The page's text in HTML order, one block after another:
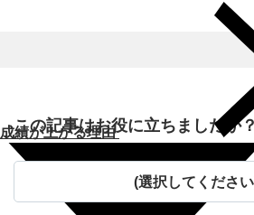
成績が上がる理由
この記事はお役に立ちましたか？
(選択してくださ